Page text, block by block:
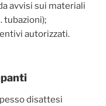
avvisi sui materiali
tubazioni);
autorizzati.
disattesi